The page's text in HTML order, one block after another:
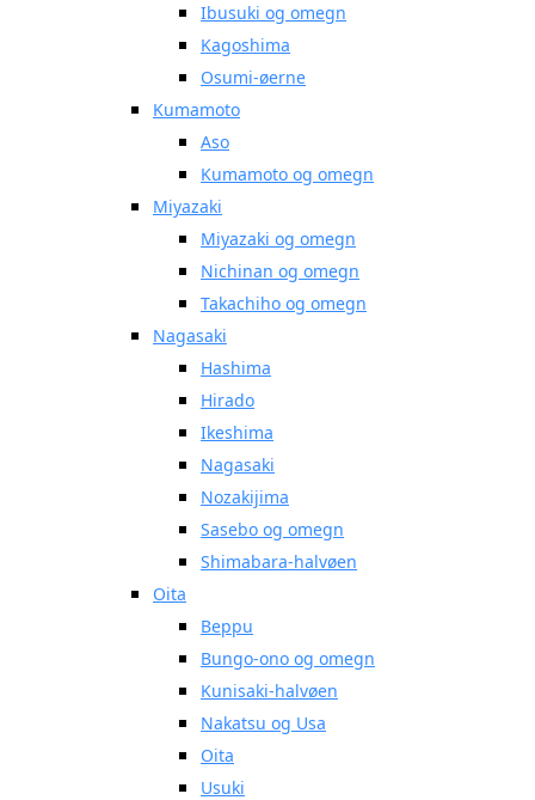
Ibusuki og omegn
Kagoshima
Osumi-øerne
Kumamoto
Aso
Kumamoto og omegn
Miyazaki
Miyazaki og omegn
Nichinan og omegn
Takachiho og omegn
Nagasaki
Hashima
Hirado
Ikeshima
Nagasaki
Nozakijima
Sasebo og omegn
Shimabara-halvøen
Oita
Beppu
Bungo-ono og omegn
Kunisaki-halvøen
Nakatsu og Usa
Oita
Usuki